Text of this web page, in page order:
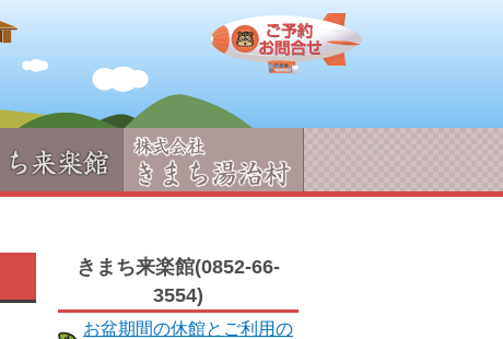
きまち来楽館(0852-66-
3554)
お盆期間の休館とご利用の